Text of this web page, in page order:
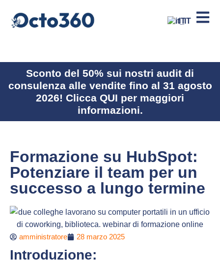
IT
Sconto del 50% sui nostri audit di
consulenza alle vendite fino al 31 agosto
2026! Clicca QUI per maggiori
informazioni.
Formazione su HubSpot:
Potenziare il team per un
successo a lungo termine
amministratore 28 marzo 2025
Introduzione: